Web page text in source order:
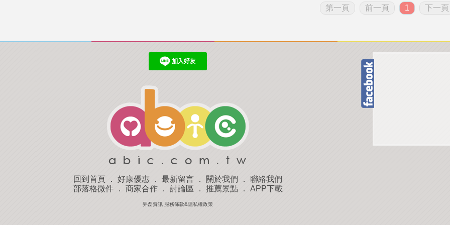
第一頁 前一頁 1 下一頁
回到首頁 ． 好康優惠 ． 最新留言 ． 關於我們 ． 聯絡我們
部落格微件． 商家合作． 討論區 ． 推薦景點． APP下載
羿磊資訊 服務條款&隱私權政策